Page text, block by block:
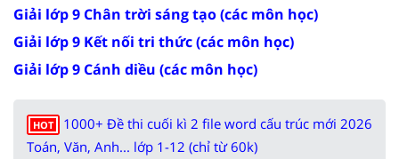
Giải lớp 9 Chân trời sáng tạo (các môn học)
Giải lớp 9 Kết nối tri thức (các môn học)
Giải lớp 9 Cánh diều (các môn học)
HOT
1000+ Đề thi cuối kì 2 file word cấu trúc mới 2026
Toán, Văn, Anh... lớp 1-12 (chỉ từ 60k)